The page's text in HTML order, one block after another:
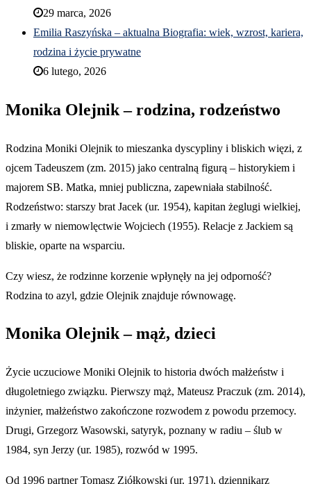
29 marca, 2026
Emilia Raszyńska – aktualna Biografia: wiek, wzrost, kariera,
rodzina i życie prywatne
6 lutego, 2026
Monika Olejnik – rodzina, rodzeństwo
Rodzina Moniki Olejnik to mieszanka dyscypliny i bliskich więzi, z
ojcem Tadeuszem (zm. 2015) jako centralną figurą – historykiem i
majorem SB. Matka, mniej publiczna, zapewniała stabilność.
Rodzeństwo: starszy brat Jacek (ur. 1954), kapitan żeglugi wielkiej,
i zmarły w niemowlęctwie Wojciech (1955). Relacje z Jackiem są
bliskie, oparte na wsparciu.
Czy wiesz, że rodzinne korzenie wpłynęły na jej odporność?
Rodzina to azyl, gdzie Olejnik znajduje równowagę.
Monika Olejnik – mąż, dzieci
Życie uczuciowe Moniki Olejnik to historia dwóch małżeństw i
długoletniego związku. Pierwszy mąż, Mateusz Praczuk (zm. 2014),
inżynier, małżeństwo zakończone rozwodem z powodu przemocy.
Drugi, Grzegorz Wasowski, satyryk, poznany w radiu – ślub w
1984, syn Jerzy (ur. 1985), rozwód w 1995.
Od 1996 partner Tomasz Ziółkowski (ur. 1971), dziennikarz